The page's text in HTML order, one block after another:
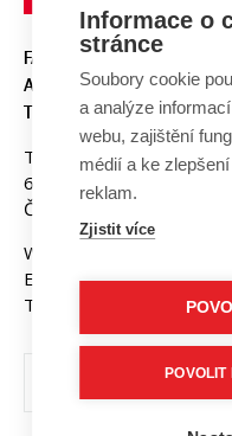
FAKULTA ELEKTROTECHNIKY
A KOMUNIKAČNÍCH
TECHNOLOGIÍ, VUT V BRNĚ
Technická 3058/10
616 00 Brno
Česká republika
Web:
E-mail:fekt-
Tel: +420 541 141 111
Informace o
stránce
Soubory cookie
a analýze
webu, zajištění
médií a ke
reklam.
Zjistit více
POVOLIT